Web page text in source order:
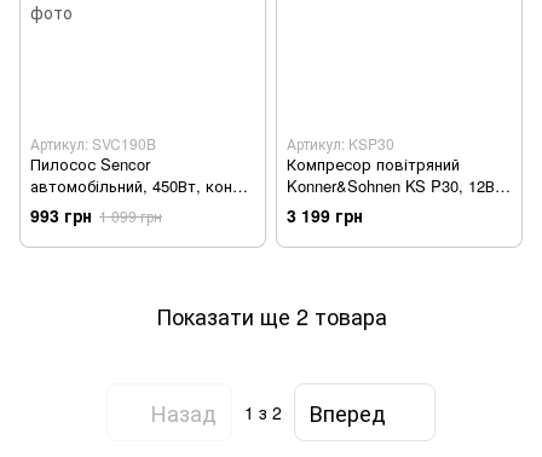
Артикул: SVC190B
Пилосос Sencor
автомобільний, 450Вт, конт
пил -0.5л, автон. робота до
15хв, вага-1.5кг, чорний -
Уцінка
993 грн 1 099 грн
Артикул: KSP30
Компресор повітряний
Konner&Sohnen KS P30, 12В,
120Вт, 150psi, 35л/хв, 1.8кг
3 199 грн
Показати ще 2 товара
Назад 1 з 2 Вперед